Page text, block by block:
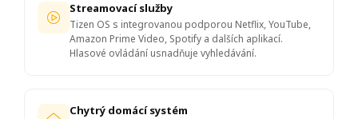
Streamovací služby
Tizen OS s integrovanou podporou Netflix, YouTube,
Amazon Prime Video, Spotify a dalších aplikací.
Hlasové ovládání usnadňuje vyhledávání.
Chytrý domácí systém